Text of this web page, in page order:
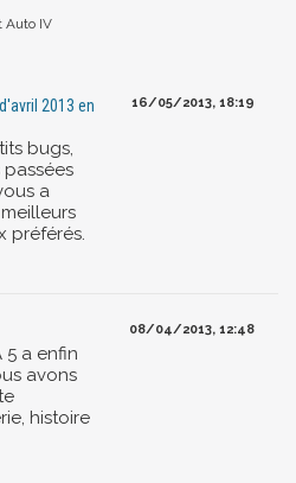
Auto IV
2013 en
bugs,
a
préférés.
16/05/2013, 18:19
5 a enfin
avons
histoire
08/04/2013, 12:48